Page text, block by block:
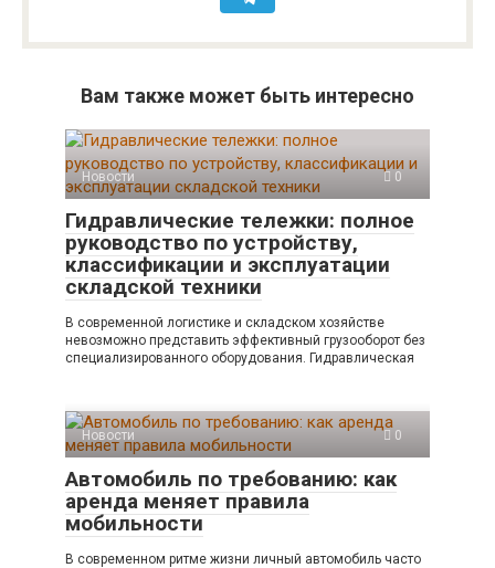
Вам также может быть интересно
Новости 0
Гидравлические тележки: полное
руководство по устройству,
классификации и эксплуатации
складской техники
В современной логистике и складском хозяйстве
невозможно представить эффективный грузооборот без
специализированного оборудования. Гидравлическая
Новости 0
Автомобиль по требованию: как
аренда меняет правила
мобильности
В современном ритме жизни личный автомобиль часто